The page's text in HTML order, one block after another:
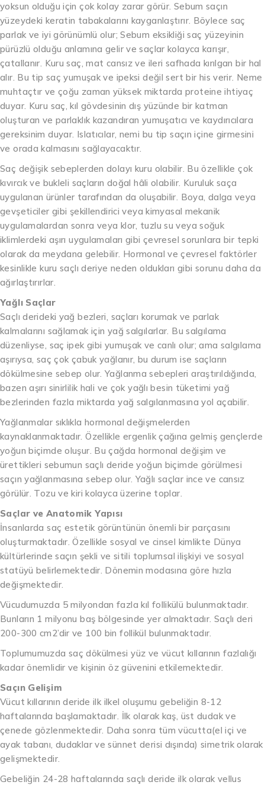
yoksun olduğu için çok kolay zarar görür. Sebum saçın
yüzeydeki keratin tabakalarını kayganlaştırır. Böylece saç
parlak ve iyi görünümlü olur; Sebum eksikliği saç yüzeyinin
pürüzlü olduğu anlamına gelir ve saçlar kolayca karışır,
çatallanır. Kuru saç, mat cansız ve ileri safhada kırılgan bir hal
alır. Bu tip saç yumuşak ve ipeksi değil sert bir his verir. Neme
muhtaçtır ve çoğu zaman yüksek miktarda proteine ihtiyaç
duyar. Kuru saç, kıl gövdesinin dış yüzünde bir katman
oluşturan ve parlaklık kazandıran yumuşatıcı ve kaydırıcılara
gereksinim duyar. Islatıcılar, nemi bu tip saçın içine girmesini
ve orada kalmasını sağlayacaktır.
Saç değişik sebeplerden dolayı kuru olabilir. Bu özellikle çok
kıvırcık ve bukleli saçların doğal hâli olabilir. Kuruluk saça
uygulanan ürünler tarafından da oluşabilir. Boya, dalga veya
gevşeticiler gibi şekillendirici veya kimyasal mekanik
uygulamalardan sonra veya klor, tuzlu su veya soğuk
iklimlerdeki aşırı uygulamaları gibi çevresel sorunlara bir tepki
olarak da meydana gelebilir. Hormonal ve çevresel faktörler
kesinlikle kuru saçlı deriye neden oldukları gibi sorunu daha da
ağırlaştırırlar.
Yağlı Saçlar
Saçlı derideki yağ bezleri, saçları korumak ve parlak
kalmalarını sağlamak için yağ salgılarlar. Bu salgılama
düzenliyse, saç ipek gibi yumuşak ve canlı olur; ama salgılama
aşırıysa, saç çok çabuk yağlanır, bu durum ise saçların
dökülmesine sebep olur. Yağlanma sebepleri araştırıldığında,
bazen aşırı sinirlilik hali ve çok yağlı besin tüketimi yağ
bezlerinden fazla miktarda yağ salgılanmasına yol açabilir.
Yağlanmalar sıklıkla hormonal değişmelerden
kaynaklanmaktadır. Özellikle ergenlik çağına gelmiş gençlerde
yoğun biçimde oluşur. Bu çağda hormonal değişim ve
ürettikleri sebumun saçlı deride yoğun biçimde görülmesi
saçın yağlanmasına sebep olur. Yağlı saçlar ince ve cansız
görülür. Tozu ve kiri kolayca üzerine toplar.
Saçlar ve Anatomik Yapısı
İnsanlarda saç estetik görüntünün önemli bir parçasını
oluşturmaktadır. Özellikle sosyal ve cinsel kimlikte Dünya
kültürlerinde saçın şekli ve sitili toplumsal ilişkiyi ve sosyal
statüyü belirlemektedir. Dönemin modasına göre hızla
değişmektedir.
Vücudumuzda 5 milyondan fazla kıl follikülü bulunmaktadır.
Bunların 1 milyonu baş bölgesinde yer almaktadır. Saçlı deri
200-300 cm2’dir ve 100 bin follikül bulunmaktadır.
Toplumumuzda saç dökülmesi yüz ve vücut kıllarının fazlalığı
kadar önemlidir ve kişinin öz güvenini etkilemektedir.
Saçın Gelişim
Vücut kıllarının deride ilk ilkel oluşumu gebeliğin 8-12
haftalarında başlamaktadır. İlk olarak kaş, üst dudak ve
çenede gözlenmektedir. Daha sonra tüm vücutta(el içi ve
ayak tabanı, dudaklar ve sünnet derisi dışında) simetrik olarak
gelişmektedir.
Gebeliğin 24-28 haftalarında saçlı deride ilk olarak vellus